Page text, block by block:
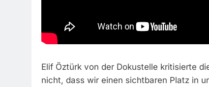
Elif Öztürk von der Dokustelle kritisierte
nicht, dass wir einen sichtbaren Platz in